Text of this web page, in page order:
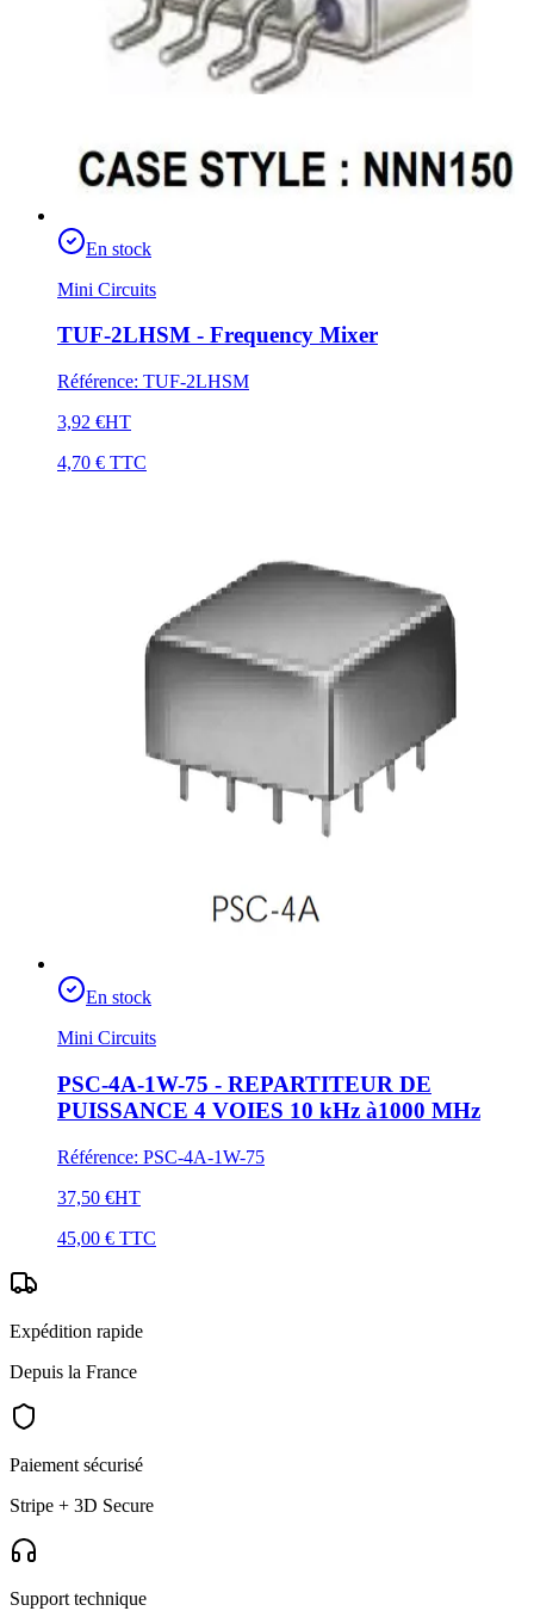
En stock
Mini Circuits
TUF-2LHSM - Frequency Mixer
Référence: TUF-2LHSM
3,92 €HT
4,70 € TTC
En stock
Mini Circuits
PSC-4A-1W-75 - REPARTITEUR DE
PUISSANCE 4 VOIES 10 kHz à1000 MHz
Référence: PSC-4A-1W-75
37,50 €HT
45,00 € TTC
Expédition rapide
Depuis la France
Paiement sécurisé
Stripe + 3D Secure
Support technique